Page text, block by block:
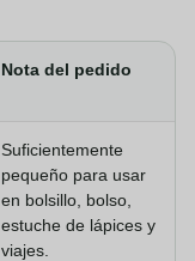
Nota del pedido
Suficientemente
pequeño para usar
en bolsillo, bolso,
estuche de lápices y
viajes.